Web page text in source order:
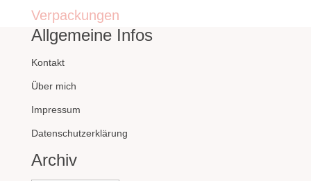
Verpackungen
Allgemeine Infos
Kontakt
Über mich
Impressum
Datenschutzerklärung
Archiv